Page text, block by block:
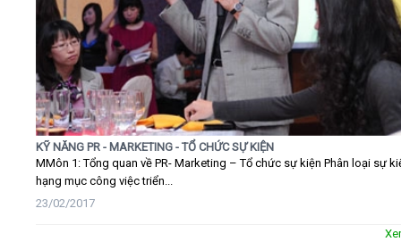
KỸ NĂNG PR - MARKETING - TỔ CHỨC SỰ KIỆN
MMôn 1: Tổng quan về PR- Marketing – Tổ chức sự kiện Phân loại sự
hạng mục công việc triển...
23/02/2017